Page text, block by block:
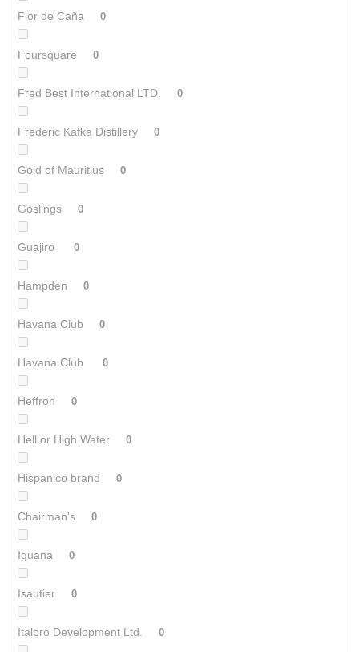
Flor de Caña 0
Foursquare 0
Fred Best International LTD. 0
Frederic Kafka Distillery 0
Gold of Mauritius 0
Goslings 0
Guajiro 0
Hampden 0
Havana Club 0
Havana Club 0
Heffron 0
Hell or High Water 0
Hispanico brand 0
Chairman's 0
Iguana 0
Isautier 0
Italpro Development Ltd. 0